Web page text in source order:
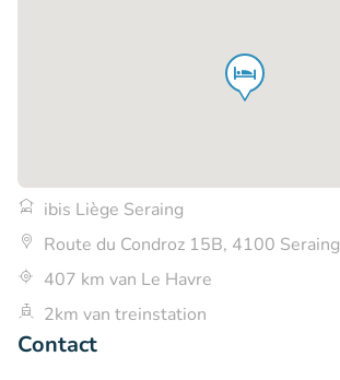
ibis Liège Seraing
Route du Condroz 15B, 4100 Seraing
407 km van Le Havre
2km van treinstation
Contact